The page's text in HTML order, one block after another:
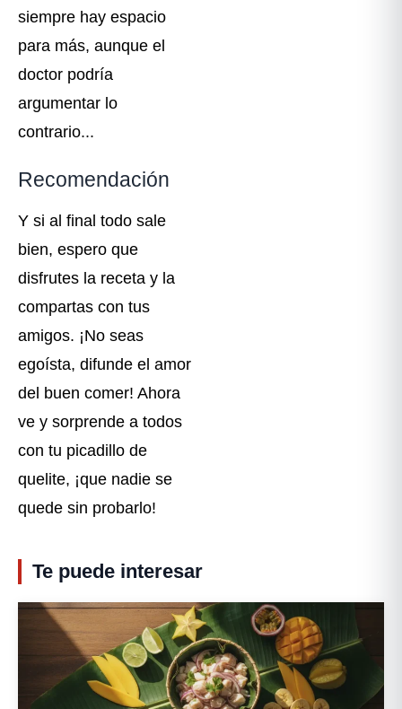
siempre hay espacio
para más, aunque el
doctor podría
argumentar lo
contrario...
Recomendación
Y si al final todo sale
bien, espero que
disfrutes la receta y la
compartas con tus
amigos. ¡No seas
egoísta, difunde el amor
del buen comer! Ahora
ve y sorprende a todos
con tu picadillo de
quelite, ¡que nadie se
quede sin probarlo!
Te puede interesar